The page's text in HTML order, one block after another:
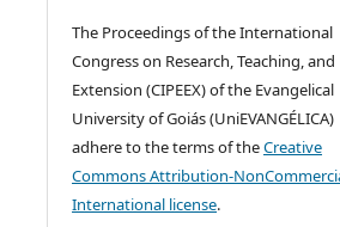
The Proceedings of the International
Congress on Research, Teaching, and
Extension (CIPEEX) of the Evangelical
University of Goiás (UniEVANGÉLICA)
adhere to the terms of theCreative
Commons Attribution-
International license.